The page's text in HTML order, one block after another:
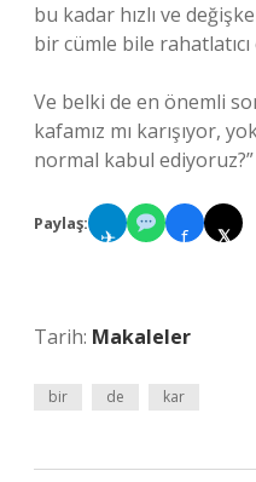
bu kadar hızlı ve
bir cümle bile
Ve belki de en önemli
kafamız mı karışıyor,
normal kabul ediyoruz?”
Paylaş:
✈ f 𝕏
Tarih: Makaleler
bir de kar